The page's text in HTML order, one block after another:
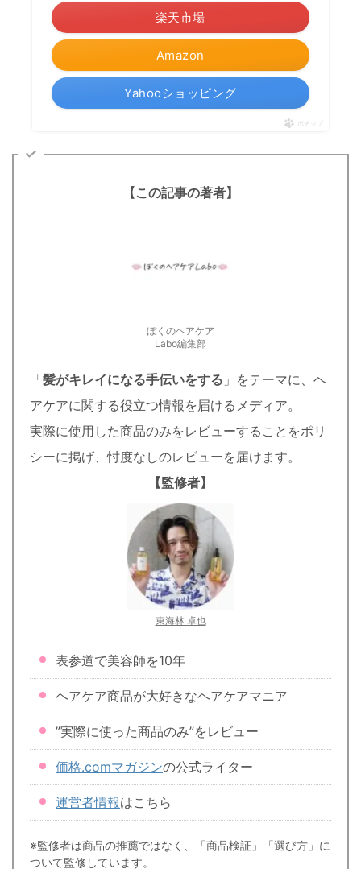
Amazon
楽天市場
Yahooショッピング
ポチップ
【この記事の著者】
ぼくのヘアケア
Labo編集部
「髪がキレイになる手伝いをする 」をテーマに、ヘ
アケアに関する役立つ情報を届けるメディア。
実際に使用した商品のみをレビューすることをポリ
シーに掲げ、忖度なしのレビューを届けます。
【監修者】
東海林 卓也
表参道で美容師を10年
ヘアケア商品が大好きなヘアケアマニア
”実際に使った商品のみ”をレビュー
価格.comマガジンの公式ライター
運営者情報はこちら
※監修者は商品の推薦ではなく、「商品検証」「選び方」に
ついて監修しています。